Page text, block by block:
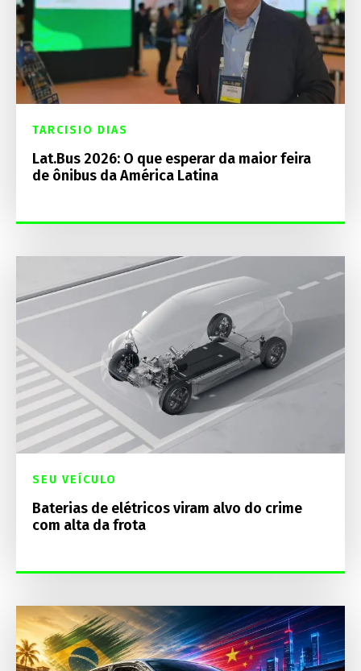
TARCISIO DIAS
Lat.Bus 2026: O que esperar da maior feira
de ônibus da América Latina
SEU VEÍCULO
Baterias de elétricos viram alvo do crime
com alta da frota